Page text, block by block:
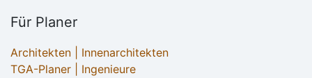
Für Planer
Architekten | Innenarchitekten
TGA-Planer | Ingenieure